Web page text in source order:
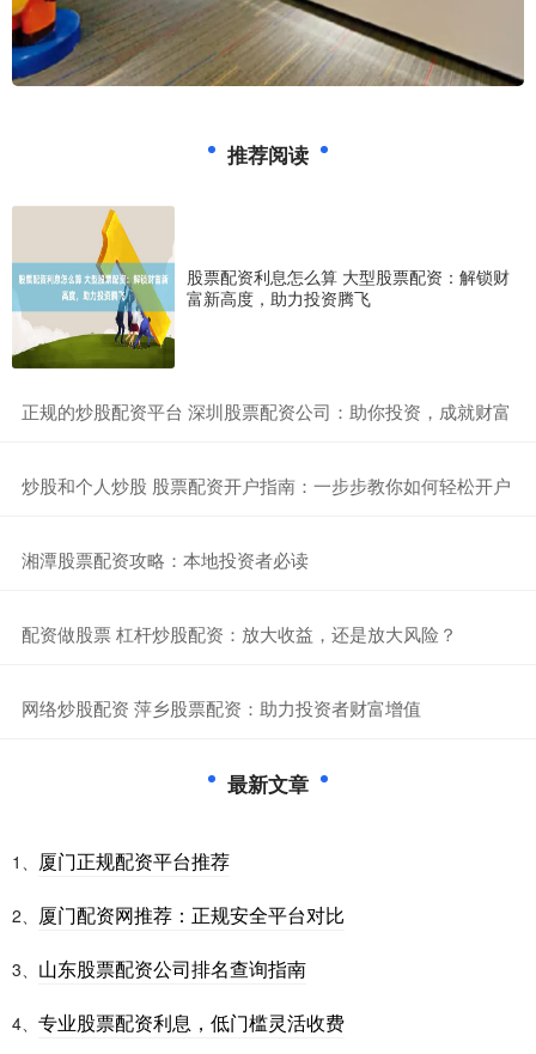
推荐阅读
股票配资利息怎么算 大型股票配资：解锁财
富新高度，助力投资腾飞
​正规的炒股配资平台 深圳股票配资公司：助你投资，成就财富
​炒股和个人炒股 股票配资开户指南：一步步教你如何轻松开户
​湘潭股票配资攻略：本地投资者必读
​配资做股票 杠杆炒股配资：放大收益，还是放大风险？
​网络炒股配资 萍乡股票配资：助力投资者财富增值
最新文章
1、 厦门正规配资平台推荐
2、 厦门配资网推荐：正规安全平台对比
3、 山东股票配资公司排名查询指南
4、 专业股票配资利息，低门槛灵活收费